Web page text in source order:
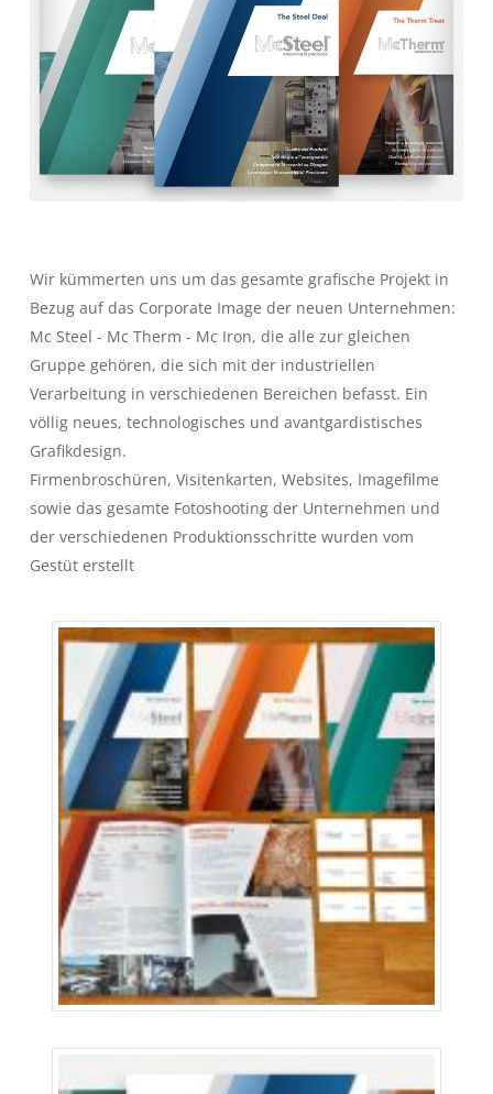
Wir kümmerten uns um das gesamte grafische Projekt in
Bezug auf das Corporate Image der neuen Unternehmen:
Mc Steel - Mc Therm - Mc Iron, die alle zur gleichen
Gruppe gehören, die sich mit der industriellen
Verarbeitung in verschiedenen Bereichen befasst. Ein
völlig neues, technologisches und avantgardistisches
Grafikdesign.
Firmenbroschüren, Visitenkarten, Websites, Imagefilme
sowie das gesamte Fotoshooting der Unternehmen und
der verschiedenen Produktionsschritte wurden vom
Gestüt erstellt